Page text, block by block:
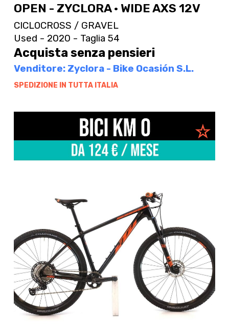
OPEN - ZYCLORA · WIDE AXS 12V
CICLOCROSS / GRAVEL
Used - 2020 - Taglia 54
Acquista senza pensieri
Venditore: Zyclora - Bike Ocasión S.L.
SPEDIZIONE IN TUTTA ITALIA